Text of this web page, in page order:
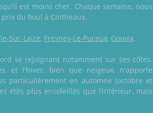
est moins cher. Chaque semaine, nous
du fioul à Cintheaux.
Sur-Laize, Fresney-Le-Puceux, Gouvix.
se rejoignant notamment sur ses côtes.
et l'hiver, bien que neigeux, n'apporte
particulièrement en automne (octobre et
étés plus ensoleillés que l’intérieur, mais